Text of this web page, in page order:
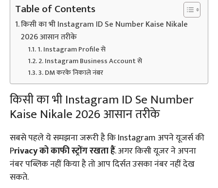
Table of Contents
किसी का भी Instagram ID Se Number Kaise Nikale
2026 आसान तरीके
1. Instagram Profile से
2. Instagram Business Account से
3. DM करके निकाले नंबर
किसी का भी Instagram ID Se Number
Kaise Nikale 2026 आसान तरीके
सबसे पहले ये समझना जरूरी है कि Instagram अपने यूजर्स की
Privacy को काफी स्ट्रोंग रखता हैं. अगर किसी यूजर ने अपना
नंबर पब्लिक नहीं किया है तो आप दिर्सत उसका नंबर नहीं देख
सकते.